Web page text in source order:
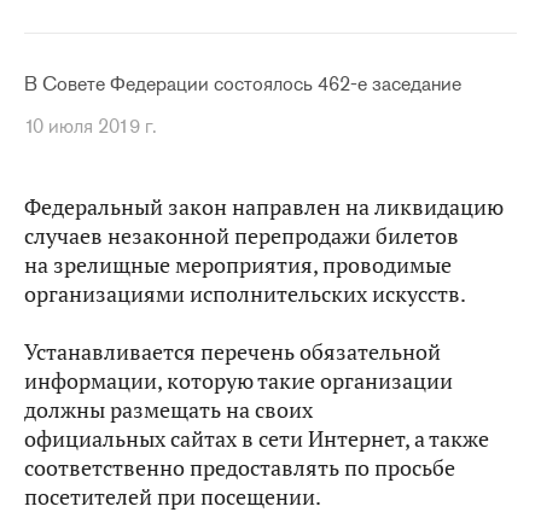
В Совете Федерации состоялось 462-е заседание
10 июля 2019 г.
Федеральный закон направлен на ликвидацию
случаев незаконной перепродажи билетов
на зрелищные мероприятия, проводимые
организациями исполнительских искусств.
Устанавливается перечень обязательной
информации, которую такие организации
должны размещать на своих
официальных сайтах в сети Интернет, а также
соответственно предоставлять по просьбе
посетителей при посещении.